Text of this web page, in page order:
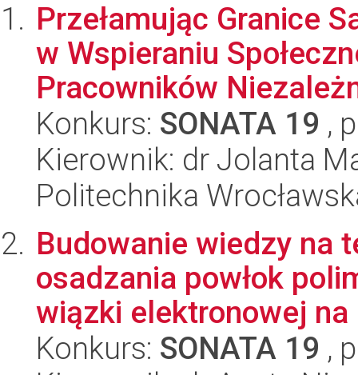
Przełamując Granice
w Wspieraniu
Pracowników
Konkurs: SONATA 19 ,
Kierownik: dr Jolanta
Politechnika
Budowanie wiedzy na
osadzania powłok
wiązki elektronowej na
Konkurs: SONATA 19 ,